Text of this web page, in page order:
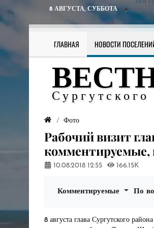
8 АВГУСТА, СУББОТА
ГЛАВНАЯ НОВОСТИ
Сургутского
Фото
Рабочий визит
комментируемые,
10.08.2018 12:55 166.15K
Комментируемые По
8 августа глава Сургутского